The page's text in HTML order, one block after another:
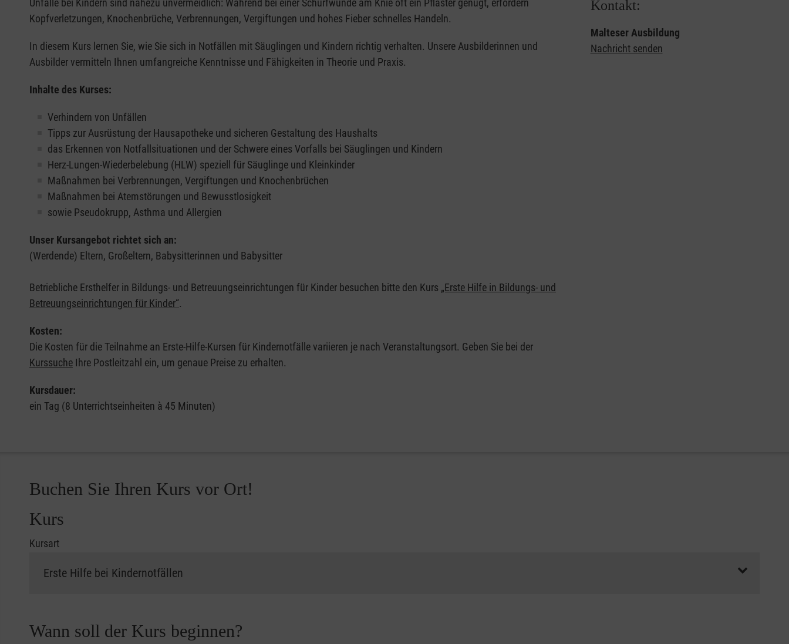
Unfälle bei Kindern sind nahezu unvermeidlich: Während bei einer Schürfwunde am Knie oft ein Pflaster genügt, erfordern
Kopfverletzungen, Knochenbrüche, Verbrennungen, Vergiftungen und hohes Fieber schnelles Handeln.
In diesem Kurs lernen Sie, wie Sie sich in Notfällen mit Säuglingen und Kindern richtig verhalten. Unsere Ausbilderinnen und
Ausbilder vermitteln Ihnen umfangreiche Kenntnisse und Fähigkeiten in Theorie und Praxis.
Inhalte des Kurses:
Verhindern von Unfällen
Tipps zur Ausrüstung der Hausapotheke und sicheren Gestaltung des Haushalts
das Erkennen von Notfallsituationen und der Schwere eines Vorfalls bei Säuglingen und Kindern
Herz-Lungen-Wiederbelebung (HLW) speziell für Säuglinge und Kleinkinder
Maßnahmen bei Verbrennungen, Vergiftungen und Knochenbrüchen
Maßnahmen bei Atemstörungen und Bewusstlosigkeit
sowie Pseudokrupp, Asthma und Allergien
Unser Kursangebot richtet sich an:
(Werdende) Eltern, Großeltern, Babysitterinnen und Babysitter
Betriebliche Ersthelfer in Bildungs- und Betreuungseinrichtungen für Kinder besuchen bitte den Kurs „Erste Hilfe in Bildungs- und
Betreuungseinrichtungen für Kinder“.
Kosten:
Die Kosten für die Teilnahme an Erste-Hilfe-Kursen für Kindernotfälle variieren je nach Veranstaltungsort. Geben Sie bei der
Kurssuche Ihre Postleitzahl ein, um genaue Preise zu erhalten.
Kursdauer:
ein Tag (8 Unterrichtseinheiten à 45 Minuten)
Kontakt:
Malteser Ausbildung
Nachricht senden
Buchen Sie Ihren Kurs vor Ort!
Kurs
Kursart
Wann soll der Kurs beginnen?